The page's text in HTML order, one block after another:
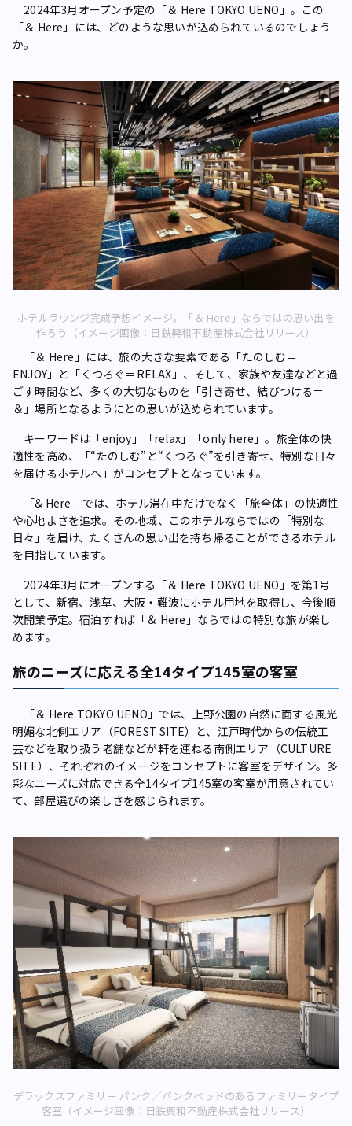
2024年3月オープン予定の「＆ Here TOKYO UENO」。この
「＆ Here」には、どのような思いが込められているのでしょう
か。
ホテルラウンジ完成予想イメージ。「＆ Here」ならではの思い出を
作ろう（イメージ画像：日鉄興和不動産株式会社リリース）
「＆ Here」には、旅の大きな要素である「たのしむ＝
ENJOY」と「くつろぐ＝RELAX」、そして、家族や友達などと過
ごす時間など、多くの大切なものを「引き寄せ、結びつける＝
＆」場所となるようにとの思いが込められています。
キーワードは「enjoy」「relax」「only here」。旅全体の快
適性を高め、「“たのしむ”と“くつろぐ”を引き寄せ、特別な日々
を届けるホテルへ」がコンセプトとなっています。
「& Here」では、ホテル滞在中だけでなく「旅全体」の快適性
や心地よさを追求。その地域、このホテルならではの「特別な
日々」を届け、たくさんの思い出を持ち帰ることができるホテル
を目指しています。
2024年3月にオープンする「＆ Here TOKYO UENO」を第1号
として、新宿、浅草、大阪・難波にホテル用地を取得し、今後順
次開業予定。宿泊すれば「＆ Here」ならではの特別な旅が楽し
めます。
旅のニーズに応える全14タイプ145室の客室
「＆ Here TOKYO UENO」では、上野公園の自然に面する風光
明媚な北側エリア（FOREST SITE）と、江戸時代からの伝統工
芸などを取り扱う老舗などが軒を連ねる南側エリア（CULTURE
SITE）、それぞれのイメージをコンセプトに客室をデザイン。多
彩なニーズに対応できる全14タイプ145室の客室が用意されてい
て、部屋選びの楽しさを感じられます。
デラックスファミリー パンク／パンクベッドのあるファミリータイプ
客室（イメージ画像：日鉄興和不動産株式会社リリース）